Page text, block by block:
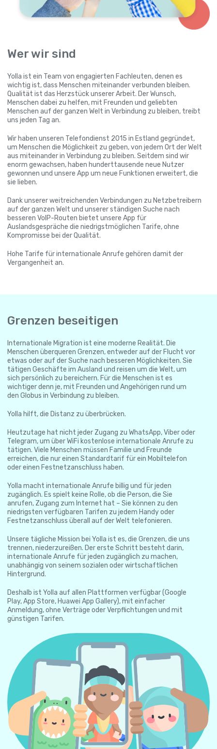
Wer wir sind
Yolla ist ein Team von engagierten Fachleuten, denen es
wichtig ist, dass Menschen miteinander verbunden bleiben.
Qualität ist das Herzstück unserer Arbeit. Der Wunsch,
Menschen dabei zu helfen, mit Freunden und geliebten
Menschen auf der ganzen Welt in Verbindung zu bleiben, treibt
uns jeden Tag an.
Wir haben unseren Telefondienst 2015 in Estland gegründet,
um Menschen die Möglichkeit zu geben, von jedem Ort der Welt
aus miteinander in Verbindung zu bleiben. Seitdem sind wir
enorm gewachsen, haben hunderttausende neue Nutzer
gewonnen und unsere App um neue Funktionen erweitert, die
sie lieben.
Dank unserer weitreichenden Verbindungen zu Netzbetreibern
auf der ganzen Welt und unserer ständigen Suche nach
besseren VoIP-Routen bietet unsere App für
Auslandsgespräche die niedrigstmöglichen Tarife, ohne
Kompromisse bei der Qualität.
Hohe Tarife für internationale Anrufe gehören damit der
Vergangenheit an.
Grenzen beseitigen
Internationale Migration ist eine moderne Realität. Die
Menschen überqueren Grenzen, entweder auf der Flucht vor
etwas oder auf der Suche nach besseren Möglichkeiten. Sie
tätigen Geschäfte im Ausland und reisen um die Welt, um
sich persönlich zu bereichern. Für die Menschen ist es
wichtiger denn je, mit Freunden und Angehörigen rund um
den Globus in Verbindung zu bleiben.
Yolla hilft, die Distanz zu überbrücken.
Heutzutage hat nicht jeder Zugang zu WhatsApp, Viber oder
Telegram, um über WiFi kostenlose internationale Anrufe zu
tätigen. Viele Menschen müssen Familie und Freunde
erreichen, die nur einen Standardtarif für ein Mobiltelefon
oder einen Festnetzanschluss haben.
Yolla macht internationale Anrufe billig und für jeden
zugänglich. Es spielt keine Rolle, ob die Person, die Sie
anrufen, Zugang zum Internet hat – Sie können zu den
niedrigsten verfügbaren Tarifen zu jedem Handy oder
Festnetzanschluss überall auf der Welt telefonieren.
Unsere tägliche Mission bei Yolla ist es, die Grenzen, die uns
trennen, niederzureißen. Der erste Schritt besteht darin,
internationale Anrufe für jeden zugänglich zu machen,
unabhängig von seinem sozialen oder wirtschaftlichen
Hintergrund.
Deshalb ist Yolla auf allen Plattformen verfügbar (Google
Play, App Store, Huawei App Gallery), mit einfacher
Anmeldung, ohne Verträge oder Verpflichtungen und mit
günstigen Tarifen.